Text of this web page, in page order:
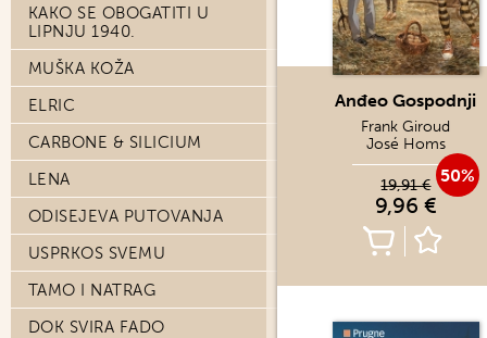
KAKO SE OBOGATITI U
LIPNJU 1940.
MUŠKA KOŽA
ELRIC
CARBONE & SILICIUM
LENA
ODISEJEVA PUTOVANJA
USPRKOS SVEMU
TAMO I NATRAG
DOK SVIRA FADO
Anđeo Gospodnji
Frank Giroud
José Homs
50%
19,91 €
9,96 €